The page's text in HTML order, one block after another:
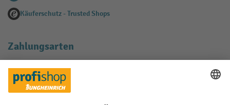
Käuferschutz - Trusted Shops
Zahlungsarten
Creditcard (Master)